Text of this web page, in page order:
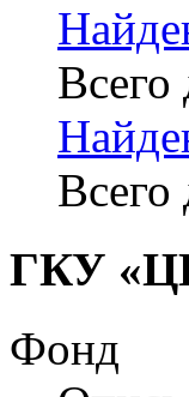
Всего
Всего
ГКУ
Фонд